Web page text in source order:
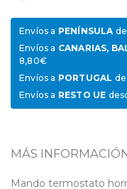
Envíos a PENÍNSULA
Envíos a CANARIAS,
8,80€
Envíos a PORTUGAL
Envíos a RESTO UE
MÁS
Mando termostato